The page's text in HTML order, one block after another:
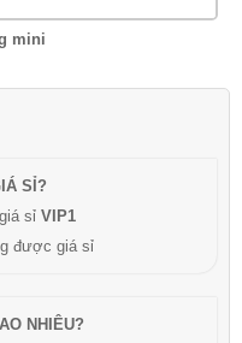
mini
SỈ?
sỉ VIP1
được giá sỉ
NHIÊU?